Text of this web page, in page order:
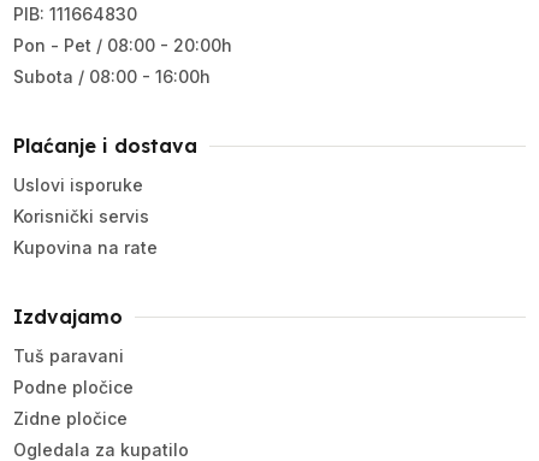
PIB: 111664830
Pon - Pet / 08:00 - 20:00h
Subota / 08:00 - 16:00h
Plaćanje i dostava
Uslovi isporuke
Korisnički servis
Kupovina na rate
Izdvajamo
Tuš paravani
Podne pločice
Zidne pločice
Ogledala za kupatilo